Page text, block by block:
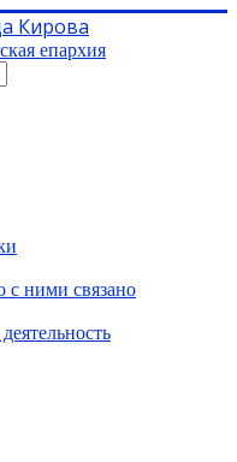
Кирова
епархия
с ними связано